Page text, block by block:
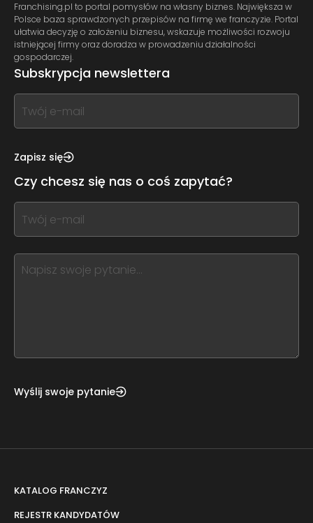
Franchising.pl to portal pomysłów na własny biznes. Największa w
Polsce baza sprawdzonych przepisów na firmę we franczyzie. Portal
ułatwia decyzję o założeniu biznesu, wskazuje możliwości rozwoju
istniejącej firmy oraz doradza w prowadzeniu działalności
gospodarczej.
Subskrypcja newslettera
If
you
this,
this
form
field
blank
Zapisz się
Czy chcesz się nas o coś zapytać?
If
you
this,
leave
Wyślij swoje pytanie
KATALOG FRANCZYZ
REJESTR KANDYDATÓW